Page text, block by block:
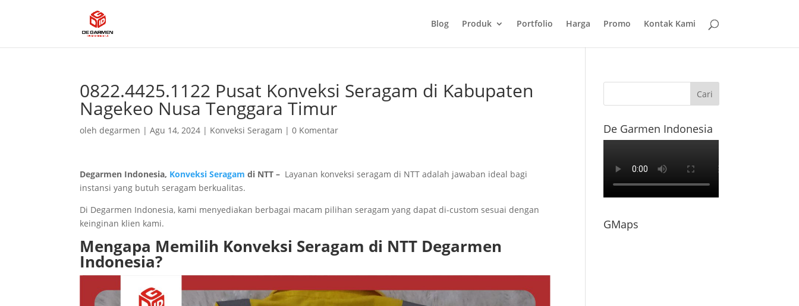
Blog Produk Portfolio Harga Promo Kontak Kami
0822.4425.1122 Pusat Konveksi Seragam di Kabupaten
Nagekeo Nusa Tenggara Timur
olehdegarmen |Agu 14, 2024 | Konveksi Seragam |0 Komentar
Degarmen Indonesia, Konveksi Seragam di NTT – Layanan konveksi seragam di NTT adalah jawaban ideal bagi
instansi yang butuh seragam berkualitas.
Di Degarmen Indonesia, kami menyediakan berbagai macam pilihan seragam yang dapat di-custom sesuai dengan
keinginan klien kami.
Mengapa Memilih Konveksi Seragam di NTT Degarmen
Indonesia?
De Garmen Indonesia
GMaps